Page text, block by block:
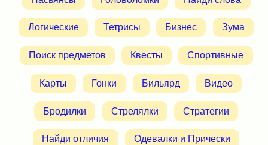
Логические Тетрисы Бизнес Зума
Поиск предметов Квесты Спортивные
Карты Гонки Бильярд Видео
Бродилки Стрелялки Стратегии
Найди отличия Одевалки и Прически